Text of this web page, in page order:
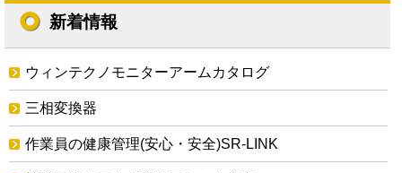
新着情報
ウィンテクノモニターアームカタログ
三相変換器
作業員の健康管理(安心・安全)SR-LINK